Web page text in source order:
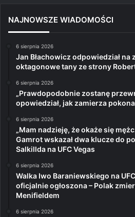
NAJNOWSZE WIADOMOŚCI
6 sierpnia 2026
Jan Błachowicz odpowiedział na
oktagonowe tany ze strony
6 sierpnia 2026
„Prawdopodobnie zostanę
opowiedział, jak zamierza
6 sierpnia 2026
„Mam nadzieję, że okaże się
Gamrot wskazał dwa klucze do
Salkillda na UFC Vegas
6 sierpnia 2026
Walka Iwo Baraniewskiego na
oficjalnie ogłoszona – Polak
Menifieldem
6 sierpnia 2026